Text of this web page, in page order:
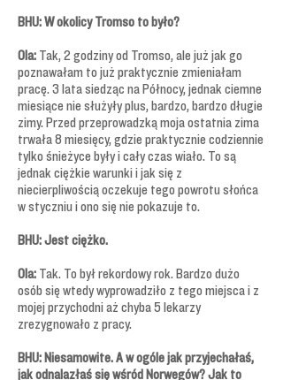
BHU: W okolicy Tromso to było?
Ola: Tak, 2 godziny od Tromso, ale już jak go
poznawałam to już praktycznie zmieniałam
pracę. 3 lata siedząc na Północy, jednak ciemne
miesiące nie służyły plus, bardzo, bardzo długie
zimy. Przed przeprowadzką moja ostatnia zima
trwała 8 miesięcy, gdzie praktycznie codziennie
tylko śnieżyce były i cały czas wiało. To są
jednak ciężkie warunki i jak się z
niecierpliwością oczekuje tego powrotu słońca
w styczniu i ono się nie pokazuje to.
BHU: Jest ciężko.
Ola: Tak. To był rekordowy rok. Bardzo dużo
osób się wtedy wyprowadziło z tego miejsca i z
mojej przychodni aż chyba 5 lekarzy
zrezygnowało z pracy.
BHU: Niesamowite. A w ogóle jak przyjechałaś,
jak odnalazłaś się wśród Norwegów? Jak to